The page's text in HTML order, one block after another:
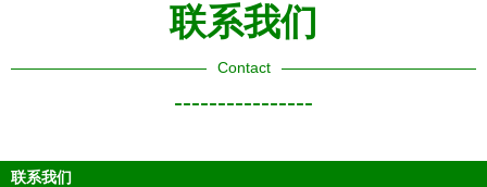
联系我们
Contact
----------------
联系我们